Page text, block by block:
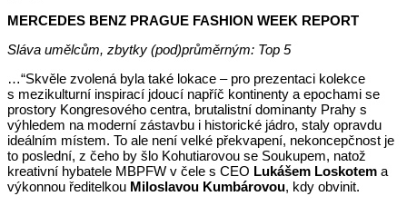
MERCEDES BENZ PRAGUE FASHION WEEK REPORT
Sláva umělcům, zbytky (pod)průměrným: Top 5
…“Skvěle zvolená byla také lokace – pro prezentaci kolekce
s mezikulturní inspirací jdoucí napříč kontinenty a epochami se
prostory Kongresového centra, brutalistní dominanty Prahy s
výhledem na moderní zástavbu i historické jádro, staly opravdu
ideálním místem. To ale není velké překvapení, nekoncepčnost je
to poslední, z čeho by šlo Kohutiarovou se Soukupem, natož
kreativní hybatele MBPFW v čele s CEO Lukášem Loskotem a
výkonnou ředitelkou Miloslavou Kumbárovou, kdy obvinit.